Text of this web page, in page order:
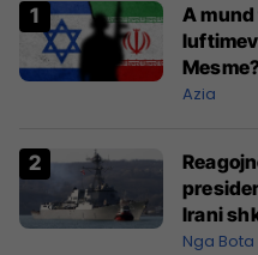
A
MINUTE
Azia
Irani
Nga Bota